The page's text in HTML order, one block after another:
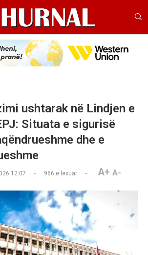
ushtarak në Lindjen e
Situata e sigurisë
dhe e
12:07 966 e lexuar A+ A-